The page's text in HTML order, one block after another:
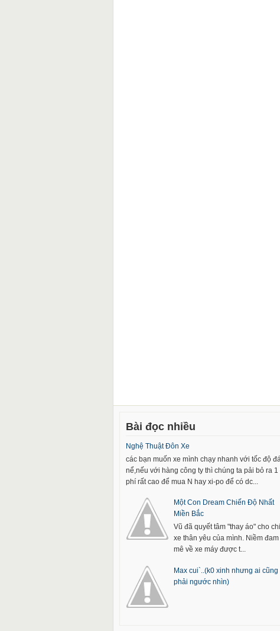
Bài đọc nhiều
Nghệ Thuật Đôn Xe
các bạn muốn xe mình chạy nhanh với tốc độ
nể,nếu với hàng công ty thì chúng ta pải bỏ ra 1
phí rất cao để mua N hay xi-po để có dc...
Một Con Dream Chiến Độ Nhất
Miền Bắc
Vũ đã quyết tâm "thay áo" cho
xe thân yêu của mình. Niềm đam
mê về xe máy được t...
Max cui`..(k0 xinh nhưng ai cũng
phải ngước nhìn)